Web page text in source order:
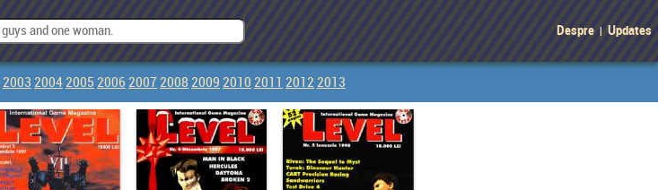
Despre| Updates
2003 2004 2005 2006 2007 2008 2009 2010 2011 2012 2013